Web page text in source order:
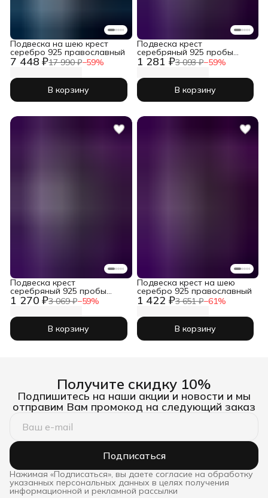
7 448 ₽17 990 ₽−59%
Подвеска на шею крест
серебро 925 православный
В корзину
1 281 ₽3 093 ₽−59%
Подвеска крест
серебряный 925 пробы
православный
В корзину
1 270 ₽3 069 ₽−59%
Подвеска крест
серебряный 925 пробы
православный
В корзину
1 422 ₽3 651 ₽−61%
Подвеска крест на шею
серебро 925 православный
В корзину
Получите скидку 10%
Подпишитесь на наши акции и новости и мы
отправим Вам промокод на следующий заказ
Подписаться
Нажимая «Подписаться», вы даете согласие на обработку
указанных персональных данных в целях получения
информационной и рекламной рассылки